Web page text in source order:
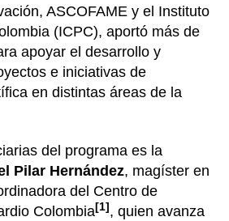
ASCOFAME y el Instituto
(ICPC), aportó más de
apoyar el desarrollo y
e iniciativas de
en distintas áreas de la
del programa es la
Pilar Hernández, magíster en
del Centro de
Colombia[1] , quien avanza